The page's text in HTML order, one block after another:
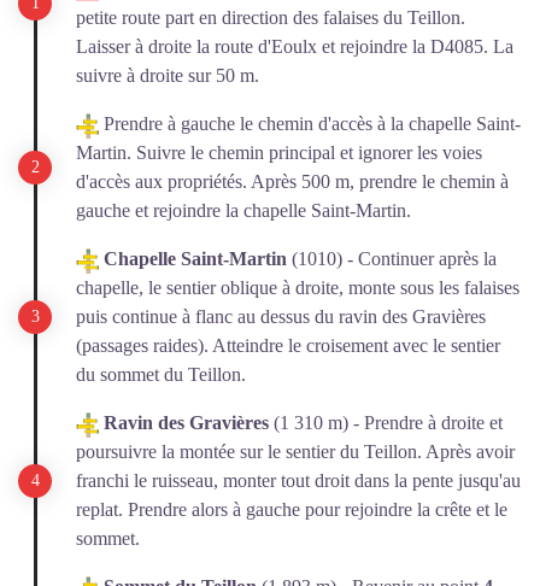
petite route part en direction des falaises du Teillon.
Laisser à droite la route d'Eoulx et rejoindre la D4085. La
suivre à droite sur 50 m.
Prendre à gauche le chemin d'accès à la chapelle Saint-
Martin. Suivre le chemin principal et ignorer les voies
d'accès aux propriétés. Après 500 m, prendre le chemin à
gauche et rejoindre la chapelle Saint-Martin.
Chapelle Saint-Martin (1010) - Continuer après la
chapelle, le sentier oblique à droite, monte sous les falaises
puis continue à flanc au dessus du ravin des Gravières
(passages raides). Atteindre le croisement avec le sentier
du sommet du Teillon.
Ravin des Gravières (1 310 m) - Prendre à droite et
poursuivre la montée sur le sentier du Teillon. Après avoir
franchi le ruisseau, monter tout droit dans la pente jusqu'au
replat. Prendre alors à gauche pour rejoindre la crête et le
sommet.